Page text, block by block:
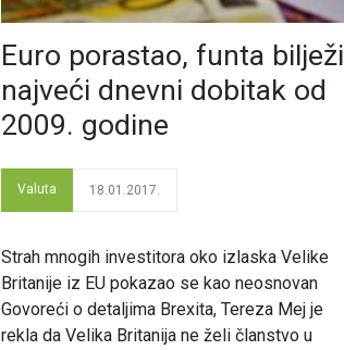
Euro porastao, funta bilježi
najveći dnevni dobitak od
2009. godine
Valuta 18.01.2017.
Strah mnogih investitora oko izlaska Velike
Britanije iz EU pokazao se kao neosnovan
Govoreći o detaljima Brexita, Tereza Mej je
rekla da Velika Britanija ne želi članstvo u